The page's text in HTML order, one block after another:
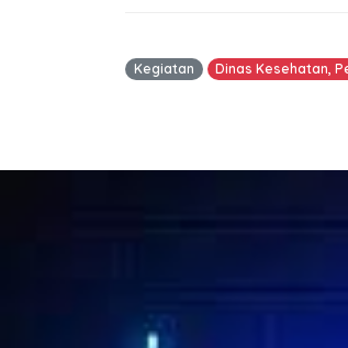
Kegiatan Dinas Kesehatan,